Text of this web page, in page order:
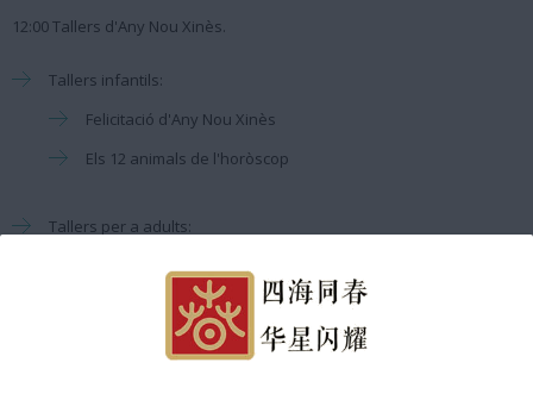
12:00 Tallers d'Any Nou Xinès.
Tallers infantils:
Felicitació d'Any Nou Xinès
Els 12 animals de l'horòscop
Tallers per a adults:
Cal·ligrafia xinesa